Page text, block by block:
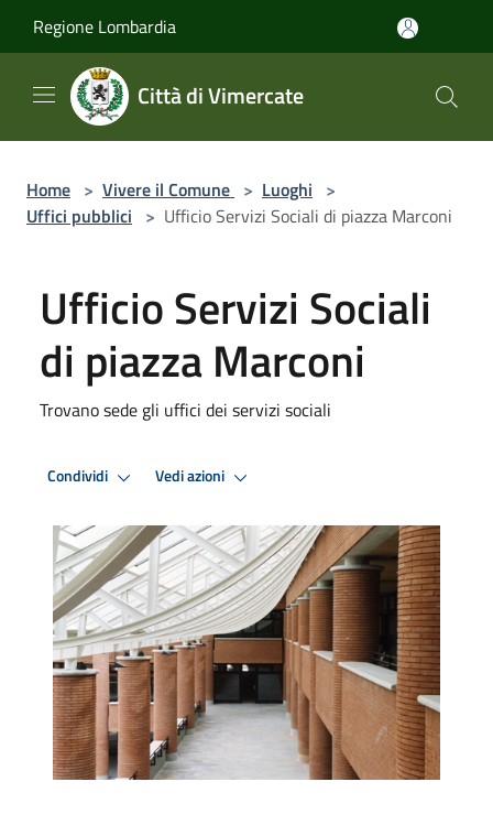
Regione Lombardia
Città di Vimercate
Home > Vivere il Comune > Luoghi >
Uffici pubblici > Ufficio Servizi Sociali di piazza Marconi
Ufficio Servizi Sociali
di piazza Marconi
Trovano sede gli uffici dei servizi sociali
Condividi Vedi azioni